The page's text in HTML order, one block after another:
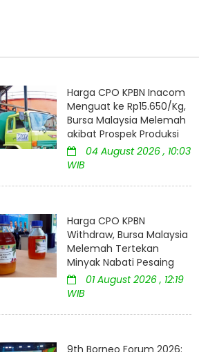
Harga CPO KPBN Inacom
Menguat ke Rp15.650/Kg,
Bursa Malaysia Melemah
akibat Prospek Produksi
04 August 2026 , 10:03
WIB
Harga CPO KPBN
Withdraw, Bursa Malaysia
Melemah Tertekan
Minyak Nabati Pesaing
01 August 2026 , 12:19
WIB
9th Borneo Forum 2026: